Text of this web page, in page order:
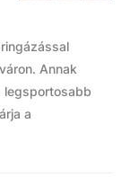
Annak
legsportosabb
a